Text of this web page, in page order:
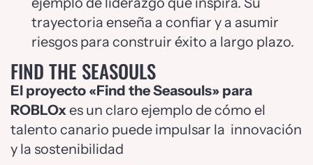
trayectoria enseña a confiar y a asumir
riesgos para construir éxito a largo plazo.
FIND THE SEASOULS
El proyecto «Find the Seasouls» para
ROBLOxes un claro ejemplo de cómo el
talento canario puede impulsar la innovación
y la sostenibilidad